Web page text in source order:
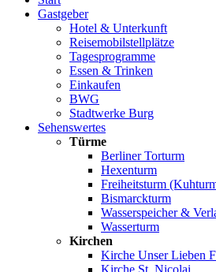
Gastgeber
Hotel & Unterkunft
Reisemobilstellplätze
Tagesprogramme
Essen & Trinken
Einkaufen
BWG
Stadtwerke Burg
Sehenswertes
Türme
Berliner Torturm
Hexenturm
Freiheitsturm
Bismarckturm
Wasserspeicher &
Wasserturm
Kirchen
Kirche Unser Lieben
Kirche St. Nicolai